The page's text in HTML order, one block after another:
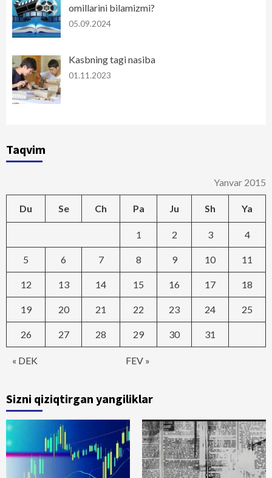
omillarini bilamizmi?
05.09.2024
Kasbning tagi nasiba
01.11.2023
Taqvim
Yanvar 2015
Du Se Ch Pa Ju Sh Ya
« DEK FEV »
1 2 3 4
5 6 7 8 9 10 11
12 13 14 15 16 17 18
19 20 21 22 23 24 25
26 27 28 29 30 31
Sizni qiziqtirgan yangiliklar